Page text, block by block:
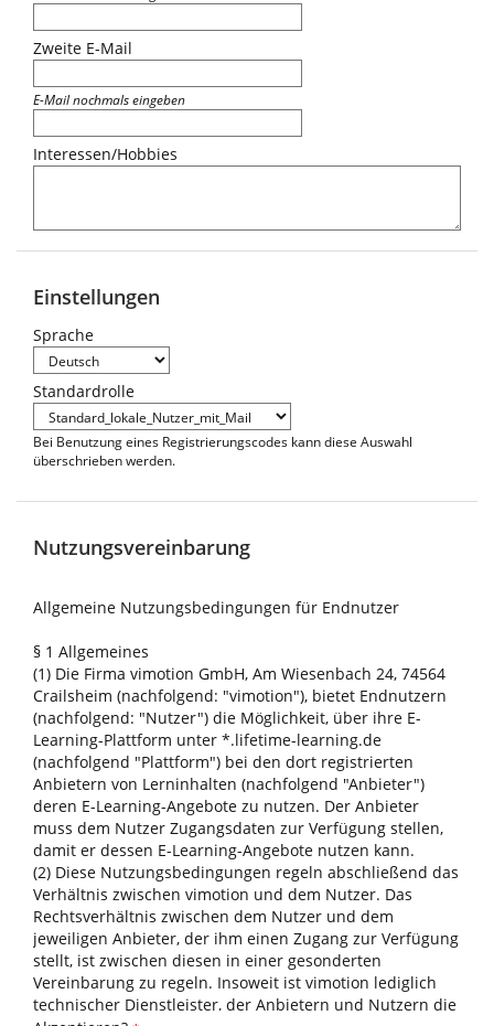
Zweite E-Mail
E-Mail nochmals eingeben
Interessen/Hobbies
Einstellungen
Sprache
Standardrolle
Bei Benutzung eines Registrierungscodes kann diese Auswahl
überschrieben werden.
Nutzungsvereinbarung
Allgemeine Nutzungsbedingungen für Endnutzer
§ 1 Allgemeines
(1) Die Firma vimotion GmbH, Am Wiesenbach 24, 74564
Crailsheim (nachfolgend: "vimotion"), bietet Endnutzern
(nachfolgend: "Nutzer") die Möglichkeit, über ihre E-
Learning-Plattform unter *.lifetime-learning.de
(nachfolgend "Plattform") bei den dort registrierten
Anbietern von Lerninhalten (nachfolgend "Anbieter")
deren E-Learning-Angebote zu nutzen. Der Anbieter
muss dem Nutzer Zugangsdaten zur Verfügung stellen,
damit er dessen E-Learning-Angebote nutzen kann.
(2) Diese Nutzungsbedingungen regeln abschließend das
Verhältnis zwischen vimotion und dem Nutzer. Das
Rechtsverhältnis zwischen dem Nutzer und dem
jeweiligen Anbieter, der ihm einen Zugang zur Verfügung
stellt, ist zwischen diesen in einer gesonderten
Vereinbarung zu regeln. Insoweit ist vimotion lediglich
technischer Dienstleister, der Anbietern und Nutzern die